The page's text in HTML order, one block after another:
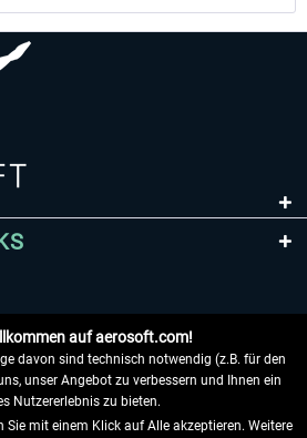
auf aerosoft.com!
davon sind technisch notwendig (z.B. für den
unser Angebot zu verbessern und Ihnen ein
Nutzererlebnis zu bieten.
Sie mit einem Klick auf Alle akzeptieren. Weitere